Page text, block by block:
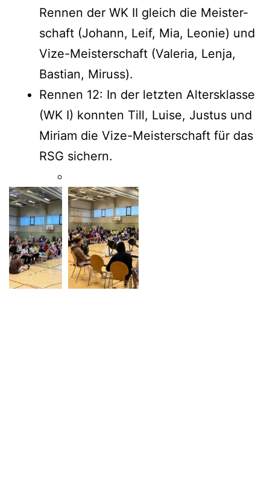
Ren­nen der WK II gleich die Meis­ter­
schaft (Johann, Leif, Mia, Leo­nie) und
Vize-Meis­ter­schaft (Vale­ria, Len­ja,
Bas­ti­an, Miruss).
Ren­nen 12: In der letz­ten Alters­klas­se
(WK I) konn­ten Till, Lui­se, Jus­tus und
Miri­am die Vize-Meis­ter­schaft für das
RSG sichern.